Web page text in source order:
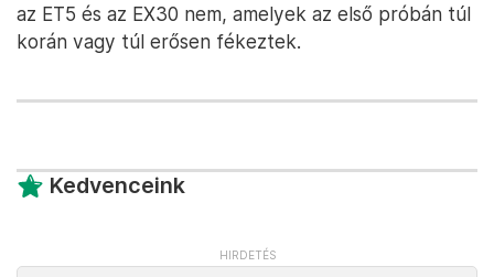
az ET5 és az EX30 nem, amelyek az első próbán túl
korán vagy túl erősen fékeztek.
Kedvenceink